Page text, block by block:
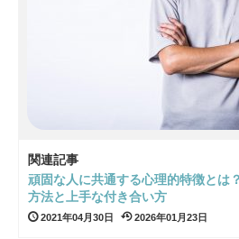
関連記事
頑固な人に共通する心理的特徴とは
方法と上手な付き合い方
2021年04月30日 2026年01月23日